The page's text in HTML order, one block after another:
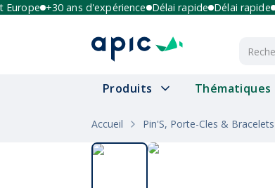
+30 ans d'expérience Délai rapide Délai rapide
Produits Thématiques
Accueil Pin'S, Porte-Cles & Bracelets